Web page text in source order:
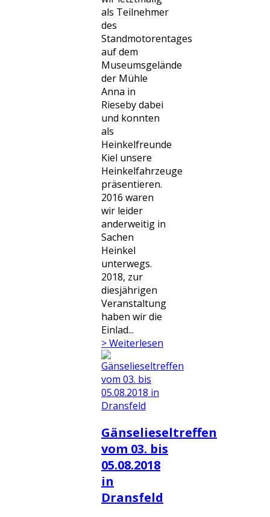
als Teilnehmer
des
Standmotorentages
auf dem
Museumsgelände
der Mühle
Anna in
Rieseby dabei
und konnten
als
Heinkelfreunde
Kiel unsere
Heinkelfahrzeuge
präsentieren.
2016 waren
wir leider
anderweitig in
Sachen
Heinkel
unterwegs.
2018, zur
diesjährigen
Veranstaltung
haben wir die
Einlad...
> Weiterlesen
Gänselieseltreffen
vom 03. bis
05.08.2018
in
Dransfeld